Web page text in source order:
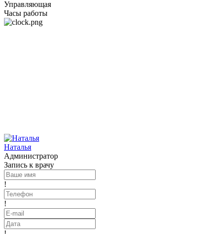
Управляющая
Часы работы
Наталья
Администратор
Запись к врачу
!
!